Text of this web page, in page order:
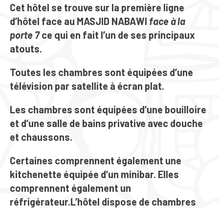
Cet hôtel se trouve sur la première ligne
d’hôtel face au MASJID NABAWI face à la
porte 7ce qui en fait l’un de ses principaux
atouts.
Toutes les chambres sont équipées d’une
télévision par satellite à écran plat.
Les chambres sont équipées d’une bouilloire
et d’une salle de bains privative avec douche
et chaussons.
Certaines comprennent également une
kitchenette équipée d’un minibar. Elles
comprennent également un
réfrigérateur.L’hôtel dispose de chambres